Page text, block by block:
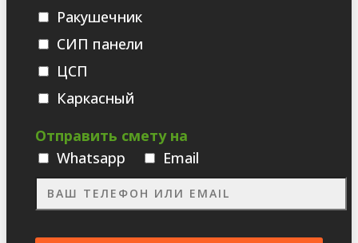
Ракушечник
СИП панели
ЦСП
Каркасный
Отправить смету на
Whatsаpp
Email